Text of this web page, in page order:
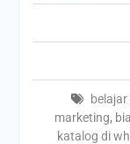
marketing,
katalog di